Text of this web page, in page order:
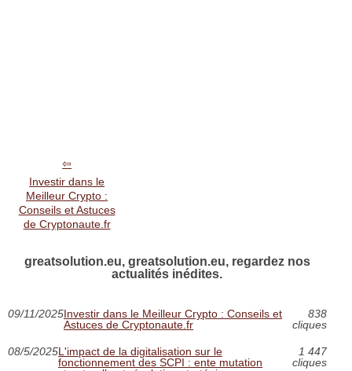
Investir dans le
Meilleur Crypto :
Conseils et Astuces
de Cryptonaute.fr
greatsolution.eu, greatsolution.eu, regardez nos
actualités inédites.
09/11/2025Investir dans le Meilleur Crypto : Conseils et
Astuces de Cryptonaute.fr
838
cliques
08/5/2025L'impact de la digitalisation sur le
fonctionnement des SCPI : ente mutation
1 447
cliques